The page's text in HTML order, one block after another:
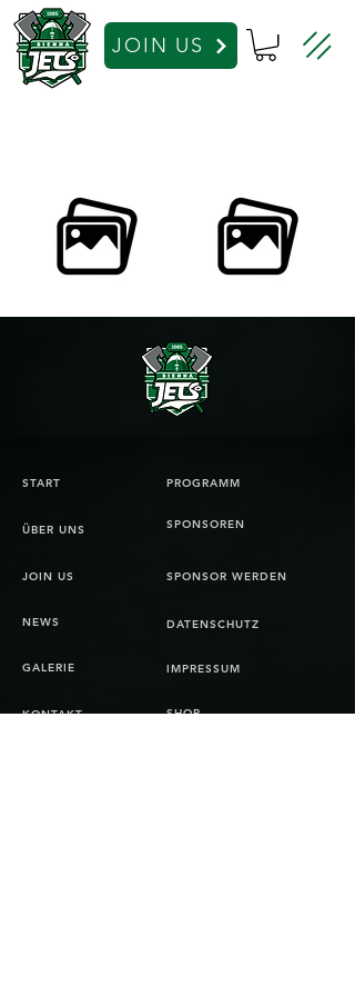
JOIN US
START
ÜBER UNS SPONSOREN
PROGRAMM
JOIN US
NEWS
GALERIE
KONTAKT
SPONSOR WERDEN
DATENSCHUTZ
IMPRESSUM
SHOP